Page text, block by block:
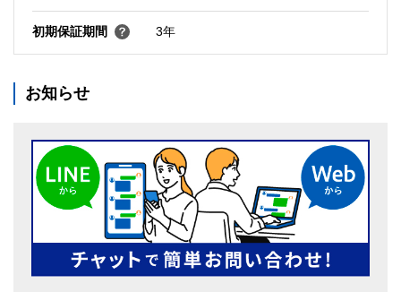
初期保証期間 3年
お知らせ